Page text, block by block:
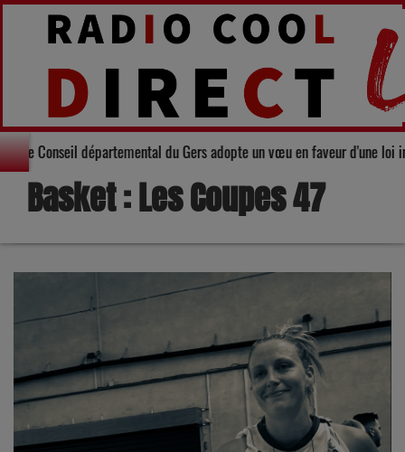
Solidarité : Le Conseil départemental du Gers adopte un vœu en
Basket : Les Coupes 47